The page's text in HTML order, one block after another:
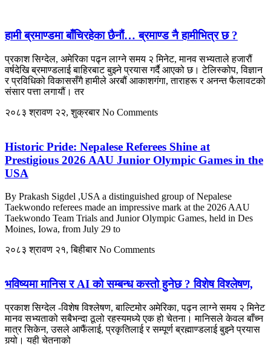
हामी ब्रमाण्डमा बाँचिरहेका छैनौं… ब्रमाण्ड नै हामीभित्र छ ?
प्रकाश सिग्देल, अमेरिका पढ्न लाग्ने समय २ मिनेट, मानव सभ्यताले हजारौं
वर्षदेखि ब्रमाण्डलाई बाहिरबाट बुझ्ने प्रयास गर्दै आएको छ। टेलिस्कोप, विज्ञान
र प्रविधिको विकाससँगै हामीले अरबौं आकाशगंगा, ताराहरू र अनन्त फैलावटको
संसार पत्ता लगायौं। तर
२०८३ श्रावण २२, शुक्रबारNo Comments
Historic Pride: Nepalese Referees Shine at
Prestigious 2026 AAU Junior Olympic Games in the
USA
By Prakash Sigdel ,USA a distinguished group of Nepalese
Taekwondo referees made an impressive mark at the 2026 AAU
Taekwondo Team Trials and Junior Olympic Games, held in Des
Moines, Iowa, from July 29 to
२०८३ श्रावण २१, बिहीबारNo Comments
भविष्यमा मानिस र AI को सम्बन्ध कस्तो हुनेछ ? विशेष विश्लेषण,
प्रकाश सिग्देल -विशेष विश्लेषण, बाल्टिमोर अमेरिका, पढ्न लाग्ने समय २ मिनेट
मानव सभ्यताको सबैभन्दा ठूलो रहस्यमध्ये एक हो चेतना। मानिसले केवल बाँच्न
मात्र सिकेन, उसले आफैंलाई, प्रकृतिलाई र सम्पूर्ण ब्रह्माण्डलाई बुझ्ने प्रयास
गर्‍यो। यही चेतनाको